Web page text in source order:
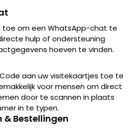
toe om een WhatsApp-chat te
hulp of ondersteuning
hoeven te vinden.
aan uw visitekaartjes toe te
voor mensen om direct
door te scannen in plaats
in te typen.
& Bestellingen